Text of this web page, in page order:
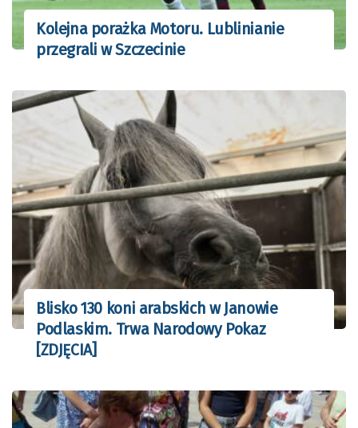
Kolejna porażka Motoru. Lublinianie
przegrali w Szczecinie
Blisko 130 koni arabskich w Janowie
Podlaskim. Trwa Narodowy Pokaz
[ZDJĘCIA]